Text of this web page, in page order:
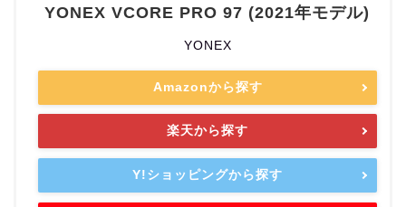
YONEX VCORE PRO 97 (2021年モデル)
YONEX
Amazonから探す
楽天から探す
Y!ショッピングから探す